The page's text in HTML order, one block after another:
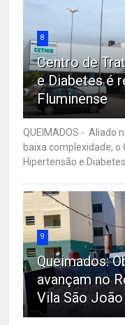
8
Centro de
e Diabetes é
Fluminense
QUEIMADOS - Aliado
baixa complexidade,
Hipertensão e
9
Queimados:
avançam no
Vila São João